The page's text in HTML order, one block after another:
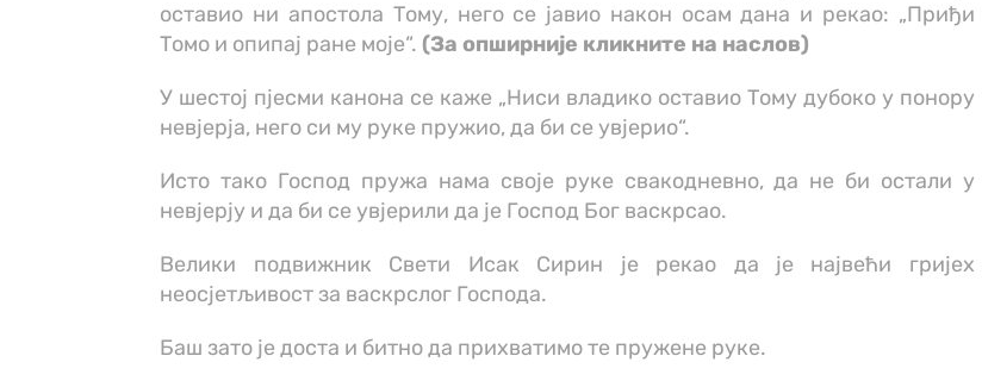
оставио ни апостола Тому, него се јавио након осам дана и рекао: „Приђи
Томо и опипај ране моје“.(За опширније кликните на наслов)
У шестој пјесми канона се каже „Ниси владико оставио Тому дубоко у понору
невјерја, него си му руке пружио, да би се увјерио“.
Исто тако Господ пружа нама своје руке свакодневно, да не би остали у
невјерју и да би се увјерили да је Господ Бог васкрсао.
Велики подвижник Свети Исак Сирин је рекао да је највећи гријех
неосјетљивост за васкрслог Господа.
Баш зато је доста и битно да прихватимо те пружене руке.